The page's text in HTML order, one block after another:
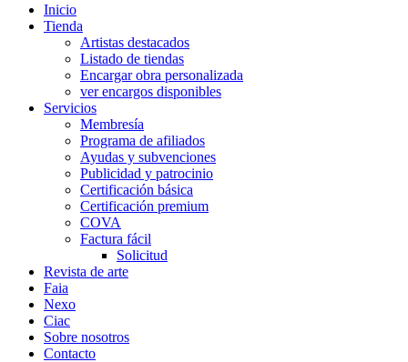
Inicio
Tienda
Artistas destacados
Listado de tiendas
Encargar obra personalizada
ver encargos disponibles
Servicios
Membresía
Programa de afiliados
Ayudas y subvenciones
Publicidad y patrocinio
Certificación básica
Certificación premium
COVA
Factura fácil
Solicitud
Revista de arte
Faia
Nexo
Ciac
Sobre nosotros
Contacto